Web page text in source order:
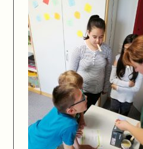
Oberstufenturnier
Drüber, drunter, hin und
Ausflug in die
Die Feuerwehrerlebniswelt
Projekt: Klassenzimmer
Nikolaus-Fußball-Turnier
Ausflug zum